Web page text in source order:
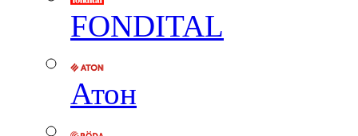
FONDITAL
Атон